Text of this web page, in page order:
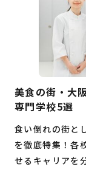
美食の街・大
専門学校5選
食い倒れの街と
を徹底特集！各
せるキャリアを